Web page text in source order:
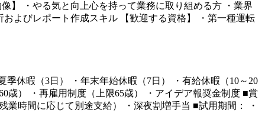
】 ・やる気と向上心を持って業務に取り組める方 ・業界
よびレポート作成スキル 【歓迎する資格】 ・第一種運転
休暇（3日） ・年末年始休暇（7日） ・有給休暇（10～20
歳） ・再雇用制度（上限65歳） ・アイデア報奨金制度 ■賞
時間に応じて別途支給） ・深夜割増手当 ■試用期間： ・